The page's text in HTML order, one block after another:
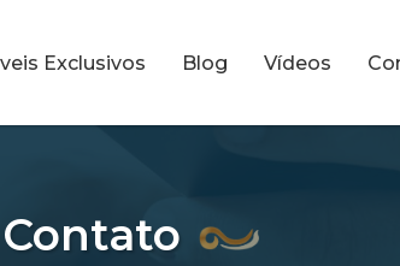
Exclusivos Blog Vídeos
Contato